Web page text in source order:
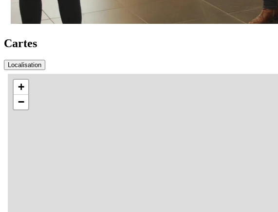
Cartes
Localisation